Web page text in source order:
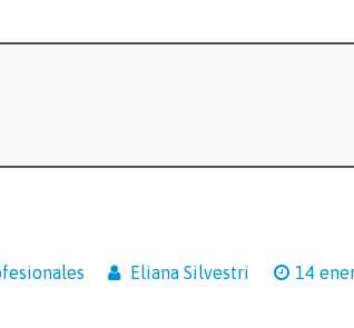
Eliana Silvestri 14